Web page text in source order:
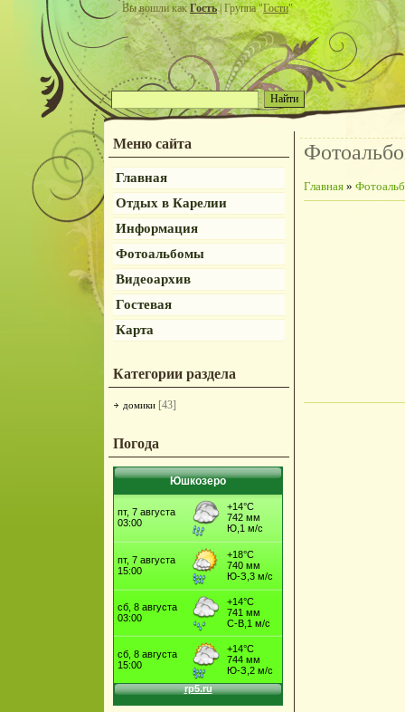
Вы вошли какГость| Группа "Гости"
Меню сайта
Главная
Отдых в Карелии
Информация
Фотоальбомы
Видеоархив
Гостевая
Карта
Категории раздела
домики [43]
Погода
Юшкозеро
Главная »